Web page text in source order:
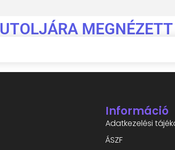
UTOLJÁRA
Információ
Adatkezelési
ÁSZF